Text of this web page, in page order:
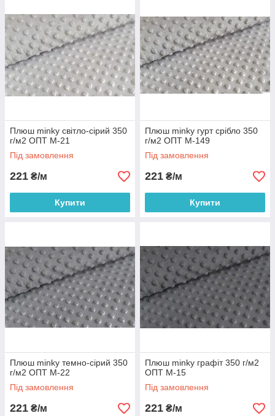
Плюш minky світло-сірий 350
г/м2 ОПТ М-21
Під замовлення
221 ₴/м
Купити
Плюш minky гурт срібло 350
г/м2 ОПТ М-149
Під замовлення
221 ₴/м
Купити
Плюш minky темно-сірий 350
г/м2 ОПТ М-22
Під замовлення
221 ₴/м
Плюш minky графіт 350 г/м2
ОПТ М-15
Під замовлення
221 ₴/м